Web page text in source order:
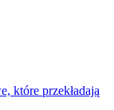
które przekładają